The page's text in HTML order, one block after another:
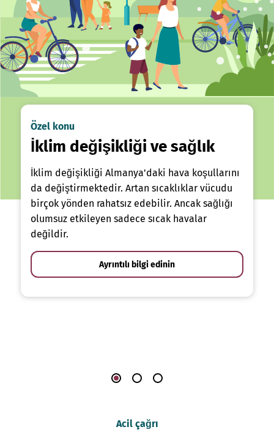
Özel konu
İklim değişikliği ve sağlık
İklim değişikliği Almanya'daki hava koşullarını
da değiştirmektedir. Artan sıcaklıklar vücudu
birçok yönden rahatsız edebilir. Ancak sağlığı
olumsuz etkileyen sadece sıcak havalar
değildir.
Ayrıntılı bilgi edinin
Acil çağrı